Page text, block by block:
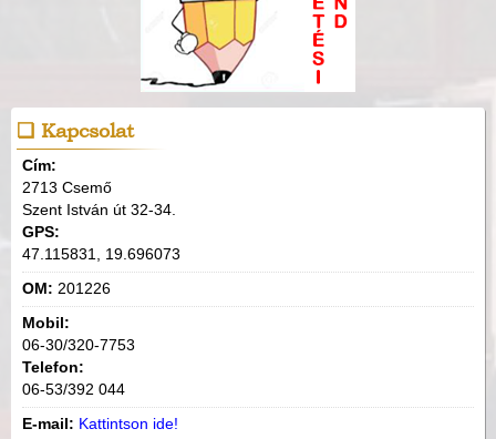
Kapcsolat
Cím:
2713 Csemő
Szent István út 32-34.
GPS:
47.115831, 19.696073
OM: 201226
Mobil:
06-30/320-7753
Telefon:
06-53/392 044
E-mail: Kattintson ide!